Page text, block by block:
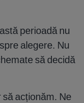
perioadă nu
alegere. Nu
să decidă
acționăm. Ne